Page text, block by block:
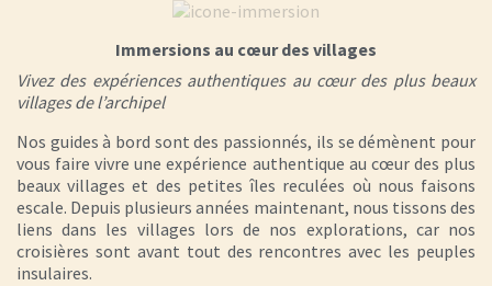
Immersions au cœur des villages
Vivez des expériences authentiques au cœur des plus beaux
villages de l’archipel
Nos guides à bord sont des passionnés, ils se démènent pour
vous faire vivre une expérience authentique au cœur des plus
beaux villages et des petites îles reculées où nous faisons
escale. Depuis plusieurs années maintenant, nous tissons des
liens dans les villages lors de nos explorations, car nos
croisières sont avant tout des rencontres avec les peuples
insulaires.